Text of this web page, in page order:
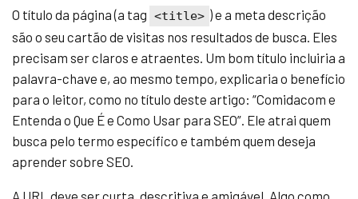
O título da página (a tag <title> ) e a meta descrição
são o seu cartão de visitas nos resultados de busca. Eles
precisam ser claros e atraentes. Um bom título incluiria a
palavra-chave e, ao mesmo tempo, explicaria o benefício
para o leitor, como no título deste artigo: “Comidacom e
Entenda o Que É e Como Usar para SEO”. Ele atrai quem
busca pelo termo específico e também quem deseja
aprender sobre SEO.
A URL deve ser curta, descritiva e amigável. Algo como